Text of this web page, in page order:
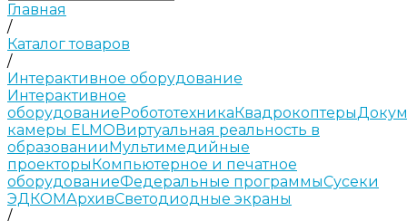
Главная
/
Каталог товаров
/
Интерактивное оборудование
Интерактивное
оборудованиеРобототехникаКвадрокоптеры
камеры ELMOВиртуальная реальность в
образованииМультимедийные
проекторыКомпьютерное и печатное
оборудованиеФедеральные программыСусеки
ЭДКОМАрхивСветодиодные экраны
/